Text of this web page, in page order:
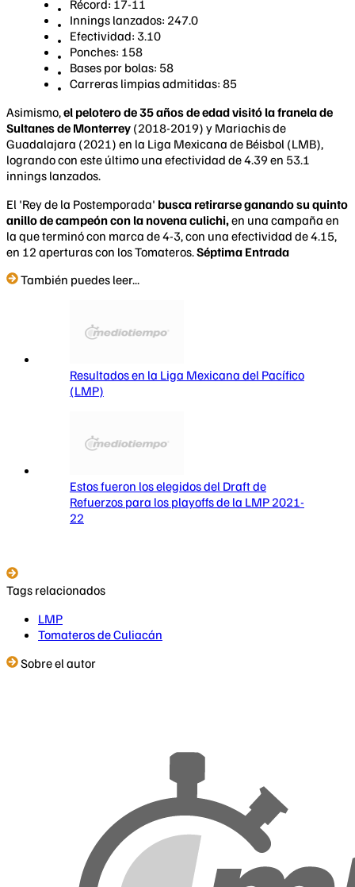
Récord: 17-11
Innings lanzados: 247.0
Efectividad: 3.10
Ponches: 158
Bases por bolas: 58
Carreras limpias admitidas: 85
Asimismo,el pelotero de 35 años de edad visitó la franela de
Sultanes de Monterrey (2018-2019) y Mariachis de
Guadalajara (2021) en la Liga Mexicana de Béisbol (LMB),
logrando con este último una efectividad de 4.39 en 53.1
innings lanzados.
El 'Rey de la Postemporada' busca retirarse ganando su quinto
anillo de campeón con la novena culichi,en una campaña en
la que terminó con marca de 4-3, con una efectividad de 4.15,
en 12 aperturas con los Tomateros.Séptima Entrada
También puedes leer...
Resultados en la Liga Mexicana del Pacífico
(LMP)
Estos fueron los elegidos del Draft de
Refuerzos para los playoffs de la LMP 2021-
22
Tags relacionados
LMP
Tomateros de Culiacán
Sobre el autor